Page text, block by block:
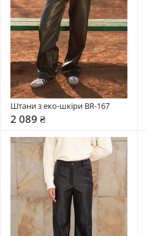
Штани з еко-шкіри BR-167
2 089 ₴